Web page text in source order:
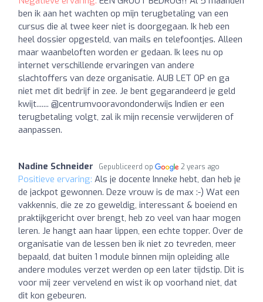
ben ik aan het wachten op mijn terugbetaling van een
cursus die al twee keer niet is doorgegaan. Ik heb een
heel dossier opgesteld, van mails en telefoontjes. Alleen
maar waanbeloften worden er gedaan. Ik lees nu op
internet verschillende ervaringen van andere
slachtoffers van deze organisatie. AUB LET OP en ga
niet met dit bedrijf in zee. Je bent gegarandeerd je geld
kwijt....... @centrumvooravondonderwijs Indien er een
terugbetaling volgt, zal ik mijn recensie verwijderen of
aanpassen.
Nadine Schneider Gepubliceerd op 2 years ago
Positieve ervaring: Als je docente Inneke hebt, dan heb je
de jackpot gewonnen. Deze vrouw is de max :-) Wat een
vakkennis, die ze zo geweldig, interessant & boeiend en
praktijkgericht over brengt, heb zo veel van haar mogen
leren. Je hangt aan haar lippen, een echte topper. Over de
organisatie van de lessen ben ik niet zo tevreden, meer
bepaald, dat buiten 1 module binnen mijn opleiding alle
andere modules verzet werden op een later tijdstip. Dit is
voor mij zeer vervelend en wist ik op voorhand niet, dat
dit kon gebeuren.